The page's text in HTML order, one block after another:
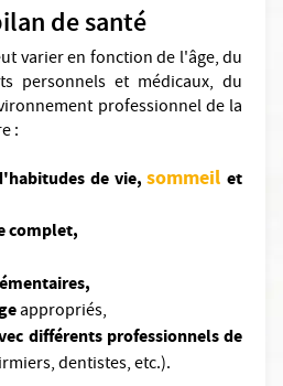
de santé
varier en fonction de l'âge, du
personnels et médicaux, du
professionnel de la
:
de vie,sommeil et
complet,
appropriés,
différents professionnels de
dentistes, etc.).